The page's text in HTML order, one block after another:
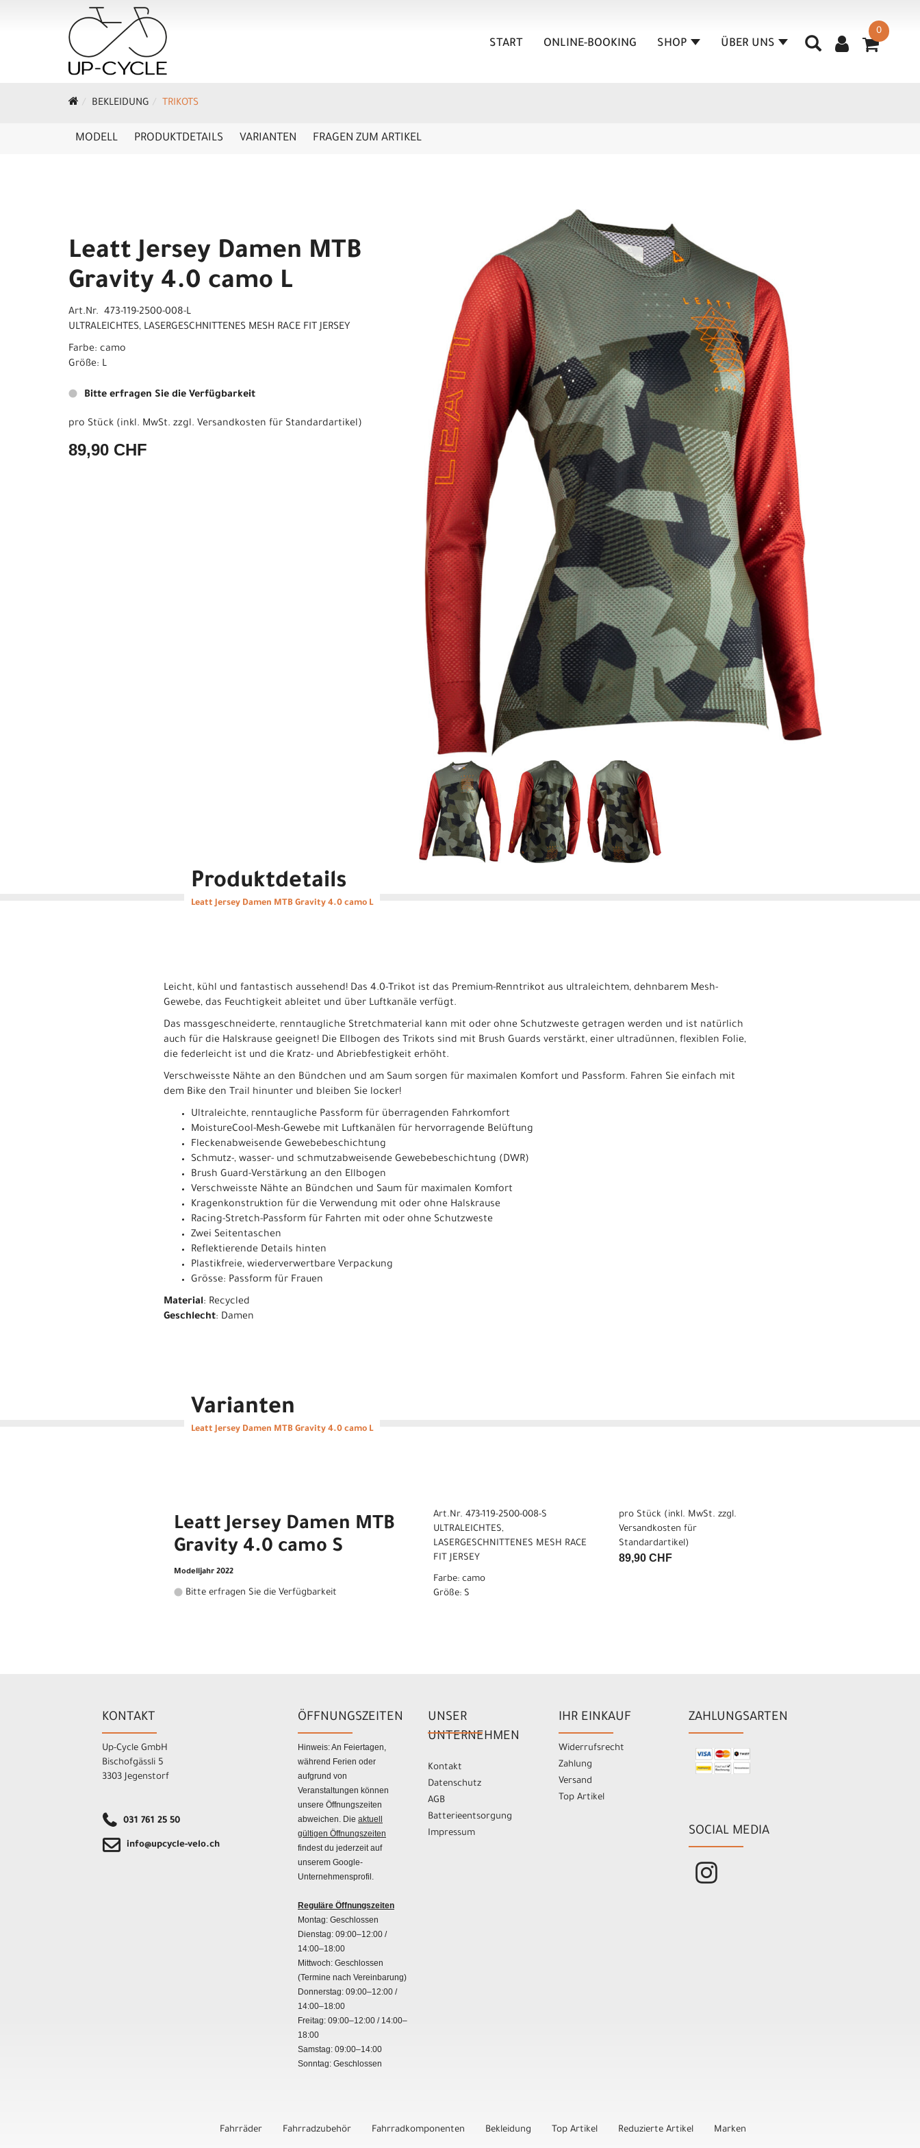
0
START ONLINE-BOOKING SHOP ÜBER UNS
BEKLEIDUNG TRIKOTS
MODELL PRODUKTDETAILS VARIANTEN FRAGEN ZUM ARTIKEL
Leatt Jersey Damen MTB
Gravity 4.0 camo L
Art.Nr. 473-119-2500-008-L
ULTRALEICHTES, LASERGESCHNITTENES MESH RACE FIT JERSEY
Farbe: camo
Größe: L
Bitte erfragen Sie die Verfügbarkeit
pro Stück (inkl. MwSt. zzgl. Versandkosten für Standardartikel)
89,90 CHF
Produktdetails
Leatt Jersey Damen MTB Gravity 4.0 camo L
Leicht, kühl und fantastisch aussehend! Das 4.0-Trikot ist das Premium-Renntrikot aus ultraleichtem, dehnbarem Mesh-
Gewebe, das Feuchtigkeit ableitet und über Luftkanäle verfügt.
Das massgeschneiderte, renntaugliche Stretchmaterial kann mit oder ohne Schutzweste getragen werden und ist natürlich
auch für die Halskrause geeignet! Die Ellbogen des Trikots sind mit Brush Guards verstärkt, einer ultradünnen, flexiblen Folie,
die federleicht ist und die Kratz- und Abriebfestigkeit erhöht.
Verschweisste Nähte an den Bündchen und am Saum sorgen für maximalen Komfort und Passform. Fahren Sie einfach mit
dem Bike den Trail hinunter und bleiben Sie locker!
Ultraleichte, renntaugliche Passform für überragenden Fahrkomfort
MoistureCool-Mesh-Gewebe mit Luftkanälen für hervorragende Belüftung
Fleckenabweisende Gewebebeschichtung
Schmutz-, wasser- und schmutzabweisende Gewebebeschichtung (DWR)
Brush Guard-Verstärkung an den Ellbogen
Verschweisste Nähte an Bündchen und Saum für maximalen Komfort
Kragenkonstruktion für die Verwendung mit oder ohne Halskrause
Racing-Stretch-Passform für Fahrten mit oder ohne Schutzweste
Zwei Seitentaschen
Reflektierende Details hinten
Plastikfreie, wiederverwertbare Verpackung
Grösse: Passform für Frauen
Material: Recycled
Geschlecht: Damen
Varianten
Leatt Jersey Damen MTB Gravity 4.0 camo L
Leatt Jersey Damen MTB
Gravity 4.0 camo S
Modelljahr 2022
Bitte erfragen Sie die Verfügbarkeit
Art.Nr. 473-119-2500-008-S
ULTRALEICHTES,
LASERGESCHNITTENES MESH RACE
FIT JERSEY
Farbe: camo
Größe: S
pro Stück (inkl. MwSt. zzgl.
Versandkosten für
Standardartikel)
89,90 CHF
KONTAKT
Up-Cycle GmbH
Bischofgässli 5
3303 Jegenstorf
031 761 25 50
info@upcycle-velo.ch
ÖFFNUNGSZEITEN
Hinweis: An Feiertagen,
während Ferien oder
aufgrund von
Veranstaltungen können
unsere Öffnungszeiten
abweichen. Die aktuell
gültigen Öffnungszeiten
findest du jederzeit auf
unserem Google-
Unternehmensprofil.
Reguläre Öffnungszeiten
Montag: Geschlossen
Dienstag: 09:00–12:00 /
14:00–18:00
Mittwoch: Geschlossen
(Termine nach Vereinbarung)
Donnerstag: 09:00–12:00 /
14:00–18:00
Freitag: 09:00–12:00 / 14:00–
18:00
Samstag: 09:00–14:00
Sonntag: Geschlossen
UNSER
UNTERNEHMEN
Kontakt
Datenschutz
AGB
Batterieentsorgung
Impressum
IHR EINKAUF
Widerrufsrecht
Zahlung
Versand
Top Artikel
ZAHLUNGSARTEN
SOCIAL MEDIA
Fahrräder Fahrradzubehör Fahrradkomponenten Bekleidung Top Artikel Reduzierte Artikel Marken